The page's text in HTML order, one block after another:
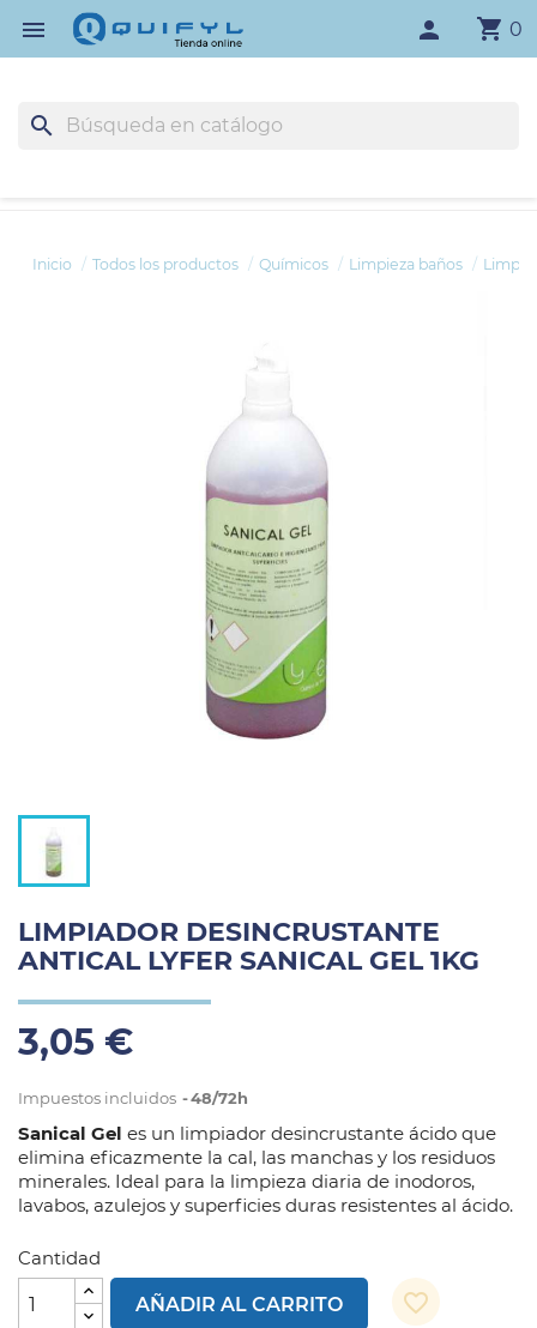
 shopping_cart 0
person
search
Inicio Todos los productos Químicos Limpieza baños
LIMPIADOR DESINCRUSTANTE
ANTICAL LYFER SANICAL GEL 1KG
3,05 €
Impuestos incluidos 48/72h
Sanical Gel es un limpiador desincrustante ácido que
elimina eficazmente la cal, las manchas y los residuos
minerales. Ideal para la limpieza diaria de inodoros,
lavabos, azulejos y superficies duras resistentes al ácido.
Cantidad
AÑADIR AL CARRITO
favorite_border